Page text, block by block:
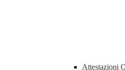
Attestazioni